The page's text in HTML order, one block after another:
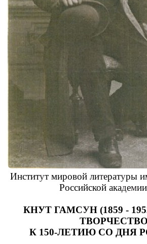
Институт мировой литературы
Российской академ
КНУТ ГАМСУН (1859 -
ТВОРЧЕСТВО
К 150-ЛЕТИЮ СО ДНЯ